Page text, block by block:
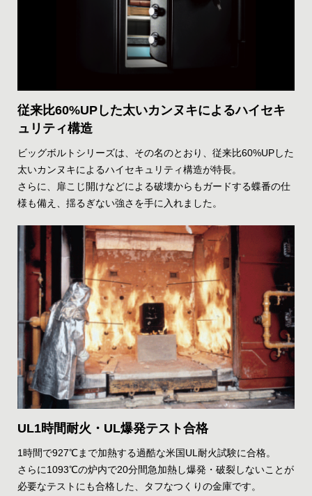
従来比60%UPした太いカンヌキによるハイセキ
ュリティ構造
ビッグボルトシリーズは、その名のとおり、従来比60%UPした
太いカンヌキによるハイセキュリティ構造が特長。
さらに、扉こじ開けなどによる破壊からもガードする蝶番の仕
様も備え、揺るぎない強さを手に入れました。
UL1時間耐火・UL爆発テスト合格
1時間で927℃まで加熱する過酷な米国UL耐火試験に合格。
さらに1093℃の炉内で20分間急加熱し爆発・破裂しないことが
必要なテストにも合格した、タフなつくりの金庫です。